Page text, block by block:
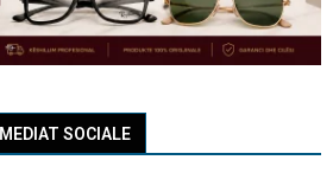
MEDIAT SOCIALE